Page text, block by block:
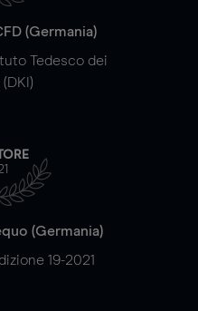
(Germania)
Tedesco dei
(Germania)
19-2021